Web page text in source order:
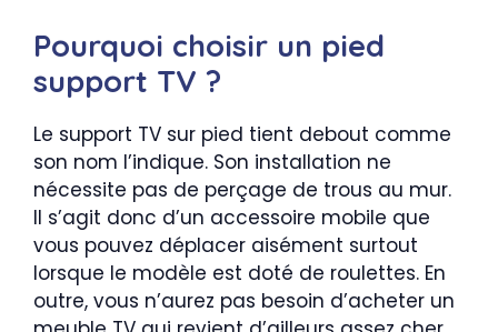
Pourquoi choisir un pied
support TV ?
Le support TV sur pied tient debout comme
son nom l’indique. Son installation ne
nécessite pas de perçage de trous au mur.
Il s’agit donc d’un accessoire mobile que
vous pouvez déplacer aisément surtout
lorsque le modèle est doté de roulettes. En
outre, vous n’aurez pas besoin d’acheter un